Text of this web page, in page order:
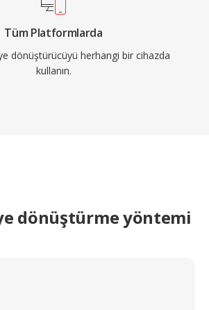
Tüm Platformlarda
dönüştürücüyü herhangi bir cihazda
kullanın.
dönüştürme yöntemi